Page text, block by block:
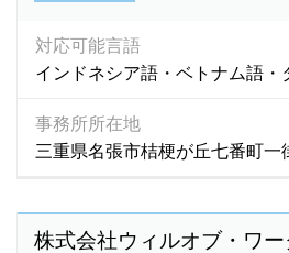
対応可能言語
インドネシア語・ベトナム語・
事務所所在地
三重県名張市桔梗が丘七番町一
株式会社ウィルオブ・ワー